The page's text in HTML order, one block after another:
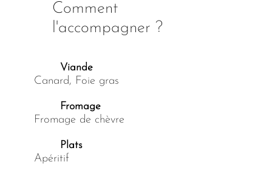
Comment
l'accompagner ?
Viande
Canard, Foie gras
Fromage
Fromage de chèvre
Plats
Apéritif